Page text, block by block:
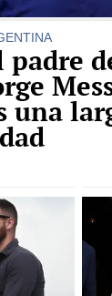
padre
una